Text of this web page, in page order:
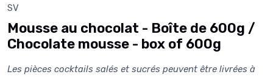
SV
Mousse au chocolat - Boîte de 600g /
Chocolate mousse - box of 600g
Les pièces cocktails salés et sucrés peuvent être livrées à